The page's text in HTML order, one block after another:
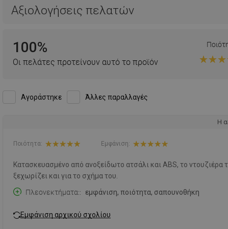
Αξιολογήσεις πελατών
100%
Οι πελάτες προτείνουν αυτό το προϊόν
Αγοράστηκε Άλλες παραλλαγές
Η
Ποιότητα: Εμφάνιση:
Κατασκευασμένο από ανοξείδωτο ατσάλι και ABS, το
ξεχωρίζει και για το σχήμα του.
Πλεονεκτήματα:
εμφάνιση, ποιότητα, σαπουνοθήκη
Εμφάνιση αρχικού σχολίου